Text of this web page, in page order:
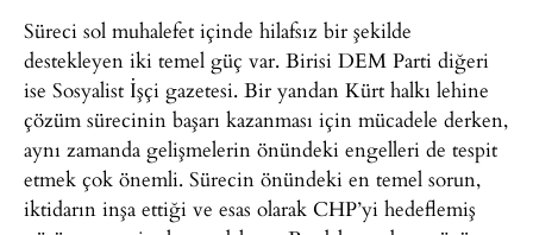
Süreci sol muhalefet içinde hilafsız bir şekilde
destekleyen iki temel güç var. Birisi DEM Parti diğeri
ise Sosyalist İşçi gazetesi. Bir yandan Kürt halkı lehine
çözüm sürecinin başarı kazanması için mücadele derken,
aynı zamanda gelişmelerin önündeki engelleri de tespit
etmek çok önemli. Sürecin önündeki en temel sorun,
iktidarın inşa ettiği ve esas olarak CHP’yi hedeflemiş